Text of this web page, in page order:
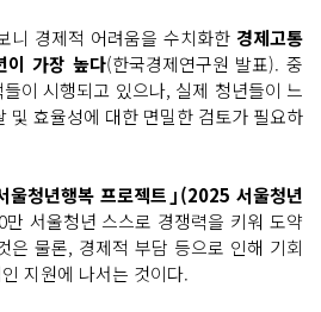
니 경제적 어려움을 수치화한 경제고통
이 가장 높다(한국경제연구원 발표). 중
이 시행되고 있으나, 실제 청년들이 느
및 효율성에 대한 면밀한 검토가 필요하
울청년행복 프로젝트｣(2025 서울청년
서울청년 스스로 경쟁력을 키워 도약
은 물론, 경제적 부담 등으로 인해 기회
지원에 나서는 것이다.